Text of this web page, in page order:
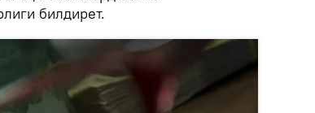
билдирет.